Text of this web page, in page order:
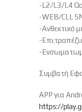
-L2/L3/L4
-WEB/CLI,
-Ανθεκτικό
-
-
Συμβατή
APP για
https://